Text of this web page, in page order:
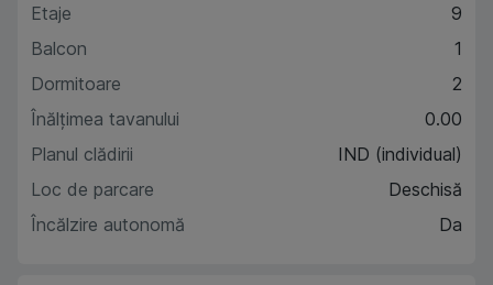
Etaje
9
Balcon
1
Dormitoare
2
Înălțimea tavanului
0.00
Planul clădirii
IND (individual)
Loc de parcare
Deschisă
Încălzire autonomă
Da